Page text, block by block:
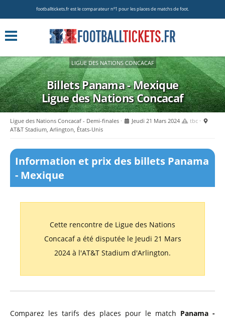
footballtickets.fr est le comparateur nº1 pour les places de matchs de foot.
LIGUE DES NATIONS CONCACAF
Billets Panama - Mexique
Ligue des Nations Concacaf
Ligue des Nations Concacaf - Demi-finales Jeudi 21 Mars 2024
tbc
AT&T Stadium, Arlington, États-Unis
Information et prix des billets Panama
- Mexique
Cette rencontre de Ligue des Nations
Concacaf a été disputée le Jeudi 21 Mars
2024 à l'AT&T Stadium d'Arlington.
Comparez les tarifs des places pour le match Panama -